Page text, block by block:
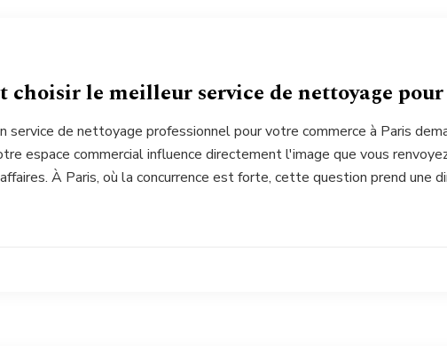
choisir le meilleur service de nettoyage
service de nettoyage professionnel pour votre commerce à Paris
espace commercial influence directement l'image que vous
À Paris, où la concurrence est forte, cette question prend une